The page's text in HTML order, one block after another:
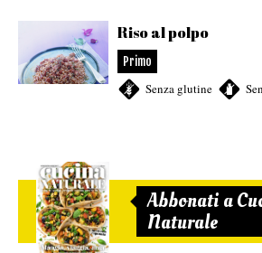
Riso al polpo
Primo
Senza glutine
Abbonati a
Naturale